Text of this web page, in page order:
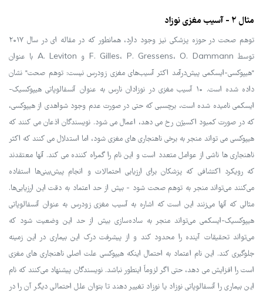
مثال ۲ - آسیب مغزی نوزاد
توهم صحت در حوزه پزشکی نیز وجود دارد، همانطور که در مقاله ای در سال ۲۰۱۷
توسط F. Gilles، P. Gressens، O. Dammann و A. Leviton با عنوان
"هیپوکسی-ایسکمی پیش‌درآمد اکثر آسیب‌های مغزی زودرس نیست: توهم صحت" نشان
داده شده است. ۱۰ آسیب مغزی در نوزادان نارس به عنوان آنسفالوپاتی هیپوکسیک-
ایسکمی نامیده شده است، برچسبی که حتی در صورت عدم وجود شواهدی از هیپوکسی،
که در صورت کمبود اکسیژن رخ می دهد، اعمال می شود. نویسندگان اذعان می کنند که
هیپوکسی می تواند منجر به برخی ناهنجاری های مغزی شود، اما استدلال می کنند که اکثر
ناهنجاری ها ناشی از عوامل متعدد است و این نام را گمراه کننده می کند. آنها معتقدند
که رویکرد اکتشافی که پزشکان برای ارزیابی احتمالات و انجام پیش‌بینی‌ها استفاده
می‌کنند می‌تواند منجر به توهم صحت شود - بیش از حد اعتماد به دقت این ارزیابی‌ها.
مثالی که آنها می‌زنند این است که اشاره به آسیب مغزی زودرس به عنوان آنسفالوپاتی
هیپوکسیک-ایسکمی می‌تواند منجر به ساده‌سازی بیش از حد این وضعیت شود که
می‌تواند تحقیقات آینده را محدود کند و از پیشرفت درک این بیماری در این زمینه
جلوگیری کند. این نام اعتماد به احتمال اینکه هیپوکسی علت اصلی ناهنجاری های مغزی
است را افزایش می دهد، حتی اگر لزوماً اینطور نباشد. نویسندگان پیشنهاد می‌کنند که نام
این بیماری را آنسفالوپاتی نوزاد یا نوزاد تغییر دهند تا بتوان علل احتمالی دیگر آن را در